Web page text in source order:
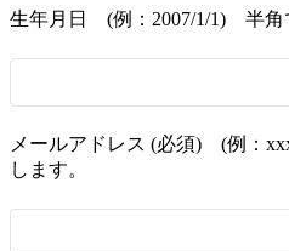
生年月日 (例：2007/1/1) 半角
メールアドレス (必須) (例：
します。